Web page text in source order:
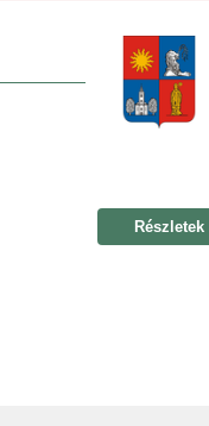
Részletek